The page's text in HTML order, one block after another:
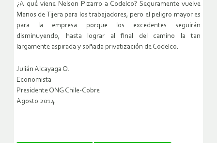
¿A qué viene Nelson Pizarro a Codelco? Seguramente vuelve
Manos de Tijera para los trabajadores, pero el peligro mayor es
para la empresa porque los excedentes seguirán
disminuyendo, hasta lograr al final del camino la tan
largamente aspirada y soñada privatización de Codelco.
Julián Alcayaga O.
Economista
Presidente ONG Chile-Cobre
Agosto 2014